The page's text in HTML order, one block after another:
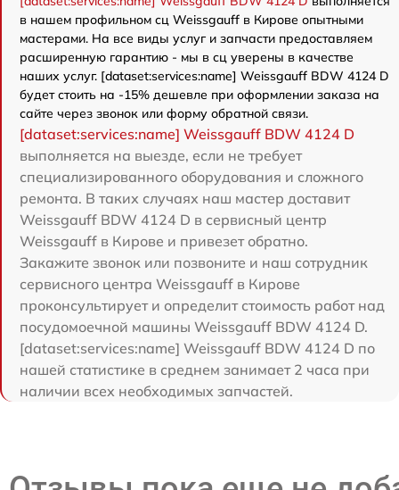
в нашем профильном сц Weissgauff в Кирове опытными
мастерами. На все виды услуг и запчасти предоставляем
расширенную гарантию - мы в сц уверены в качестве
наших услуг. [dataset:services:name] Weissgauff BDW 4124 D
будет стоить на -15% дешевле при оформлении заказа на
сайте через звонок или форму обратной связи.
[dataset:services:name] Weissgauff BDW 4124 D
выполняется на выезде, если не требует
специализированного оборудования и сложного
ремонта. В таких случаях наш мастер доставит
Weissgauff BDW 4124 D в сервисный центр
Weissgauff в Кирове и привезет обратно.
Закажите звонок или позвоните и наш сотрудник
сервисного центра Weissgauff в Кирове
проконсультирует и определит стоимость работ над
посудомоечной машины Weissgauff BDW 4124 D.
[dataset:services:name] Weissgauff BDW 4124 D по
нашей статистике в среднем занимает 2 часа при
наличии всех необходимых запчастей.